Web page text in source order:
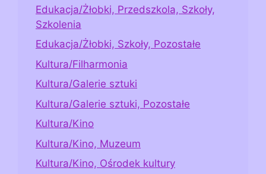
Edukacja/Żłobki, Przedszkola, Szkoły,
Szkolenia
Edukacja/Żłobki, Szkoły, Pozostałe
Kultura/Filharmonia
Kultura/Galerie sztuki
Kultura/Galerie sztuki, Pozostałe
Kultura/Kino
Kultura/Kino, Muzeum
Kultura/Kino, Ośrodek kultury